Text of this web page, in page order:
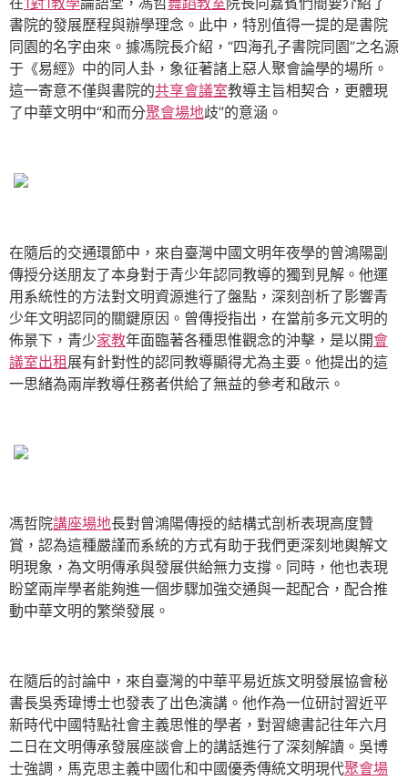
書院的發展歷程與辦學理念。此中，特別值得一提的是書院
同園的名字由來。據馮院長介紹，“四海孔子書院同園”之名源
于《易經》中的同人卦，象征著諸上惡人聚會論學的場所。
這一寄意不僅與書院的共享會議室教導主旨相契合，更體現
了中華文明中“和而分聚會場地歧”的意涵。
在隨后的交通環節中，來自臺灣中國文明年夜學的曾鴻陽副
傳授分送朋友了本身對于青少年認同教導的獨到見解。他運
用系統性的方法對文明資源進行了盤點，深刻剖析了影響青
少年文明認同的關鍵原因。曾傳授指出，在當前多元文明的
佈景下，青少家教年面臨著各種思惟觀念的沖擊，是以開會
議室出租展有針對性的認同教導顯得尤為主要。他提出的這
一思緒為兩岸教導任務者供給了無益的參考和啟示。
馮哲院講座場地長對曾鴻陽傳授的結構式剖析表現高度贊
賞，認為這種嚴謹而系統的方式有助于我們更深刻地輿解文
明現象，為文明傳承與發展供給無力支撐。同時，他也表現
盼望兩岸學者能夠進一個步驟加強交通與一起配合，配合推
動中華文明的繁榮發展。
在隨后的討論中，來自臺灣的中華平易近族文明發展協會秘
書長吳秀瑋博士也發表了出色演講。他作為一位研討習近平
新時代中國特點社會主義思惟的學者，對習總書記往年六月
二日在文明傳承發展座談會上的講話進行了深刻解讀。吳博
士強調，馬克思主義中國化和中國優秀傳統文明現代聚會場